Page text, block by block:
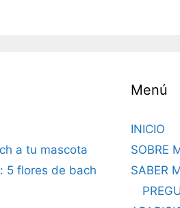
a tu mascota
5 flores de bach
Menú
INICIO
SOBRE
SABER